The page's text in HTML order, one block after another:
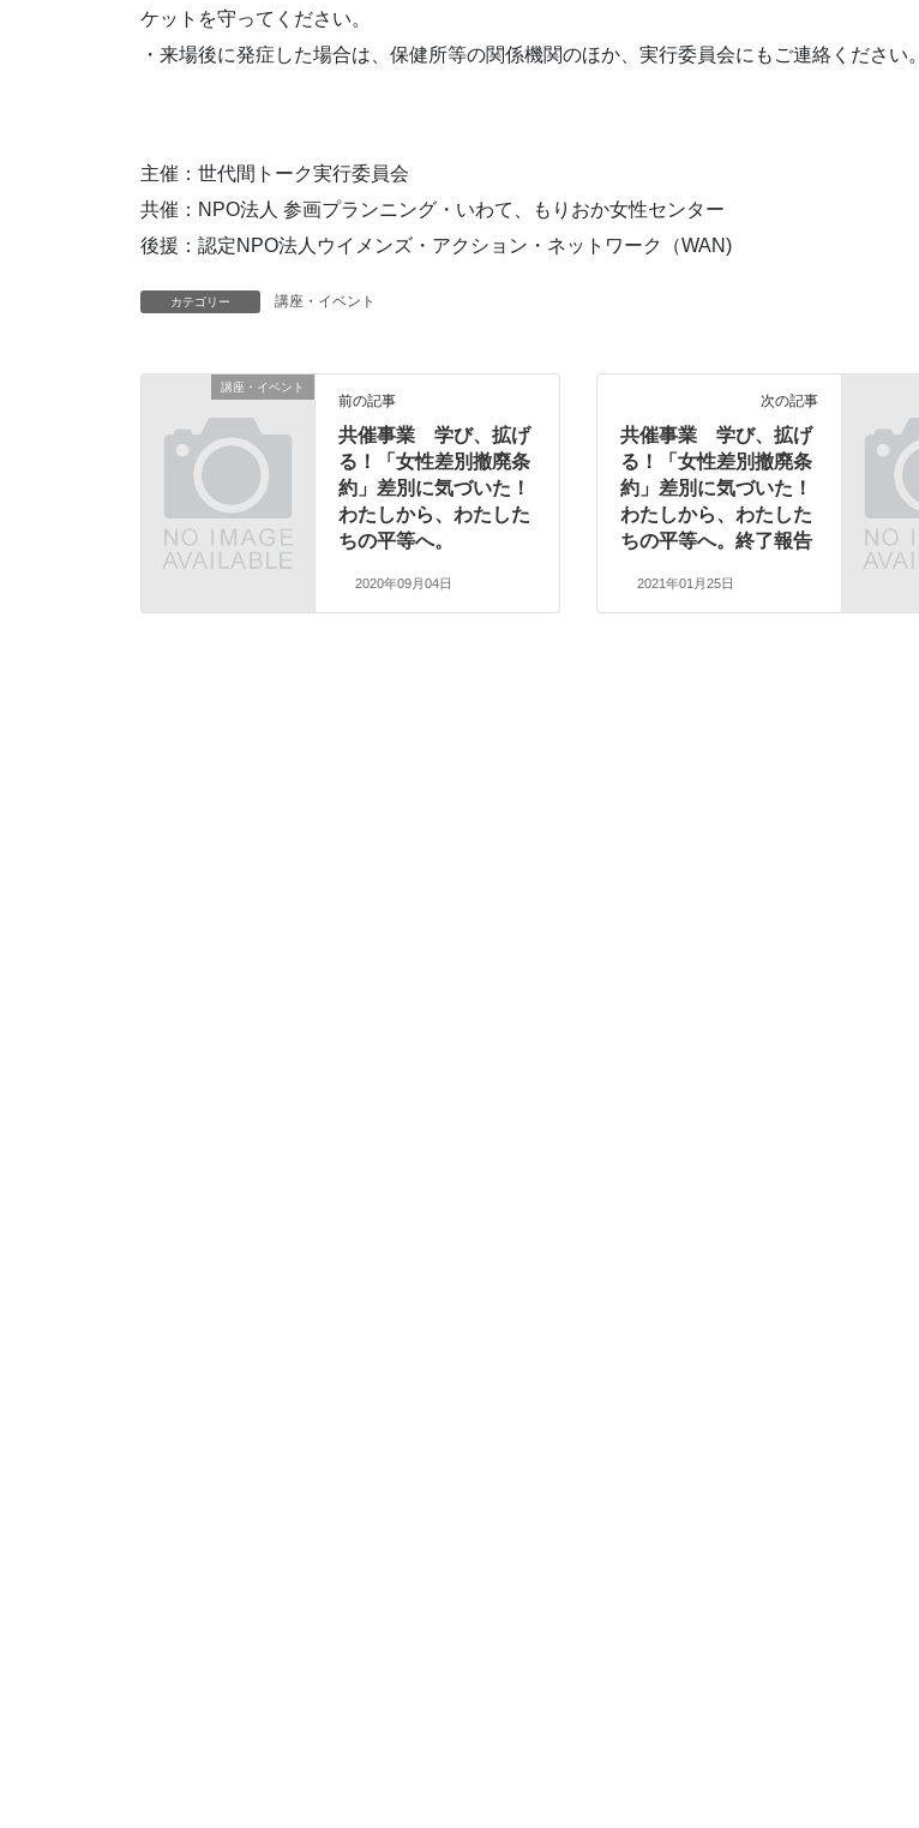
ケットを守ってください。
・来場後に発症した場合は、保健所等の関係機関のほか、実行委員会にもご連絡ください。
主催：世代間トーク実行委員会
共催：NPO法人 参画プランニング・いわて、もりおか女性センター
後援：認定NPO法人ウイメンズ・アクション・ネットワーク（WAN)
カテゴリー 講座・イベント
講座・イベント
前の記事
共催事業 学び、拡げ
る！「女性差別撤廃条
約」差別に気づいた！
わたしから、わたした
ちの平等へ。
2020年09月04日
次の記事
共催事業 学び、拡げ
る！「女性差別撤廃条
約」差別に気づいた！
わたしから、わたした
ちの平等へ。終了報告
2021年01月25日